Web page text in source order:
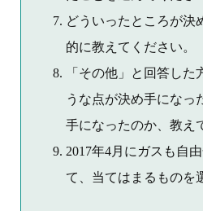
どういったところが決
的に教えてください。
「その他」と回答し
うな点が決め手になっ
手になったのか、教え
2017年4月にガスも自
て、当てはまるものを